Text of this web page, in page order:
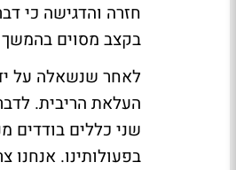
חזרה והדגישה כי
בקצב מסוים
לאחר שנשאלה על
העלאת הריבית.
שני כללים בודדים
בפעולותינו.